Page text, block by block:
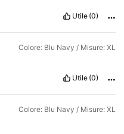
Utile (0)
Colore: Blu Navy / Misure: XL
Utile (0)
Colore: Blu Navy / Misure: XL